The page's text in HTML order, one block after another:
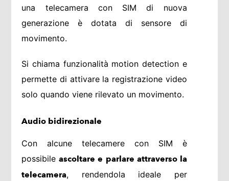
una telecamera con SIM di nuova
generazione è dotata di sensore di
movimento.
Si chiama funzionalità motion detection e
permette di attivare la registrazione video
solo quando viene rilevato un movimento.
Audio bidirezionale
Con alcune telecamere con SIM è
possibileascoltare e parlare attraverso la
telecamera, rendendola ideale per